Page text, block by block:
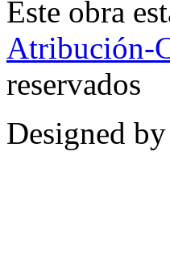
Este obra
Atribución-
reservados
Designed